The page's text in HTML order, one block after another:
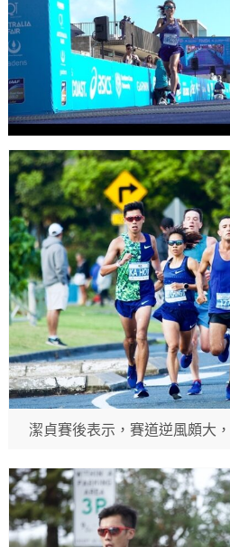
潔貞賽後表示，賽道逆風頗大